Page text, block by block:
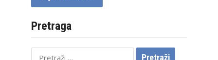
Pretraga
Pretraži: